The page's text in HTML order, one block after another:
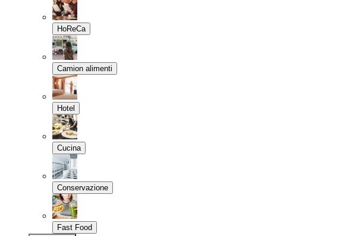
HoReCa
Camion alimenti
Hotel
Cucina
Conservazione
Fast Food